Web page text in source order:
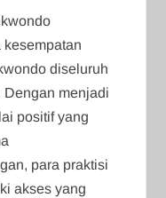
diseluruh
Dengan menjadi
positif yang
para praktisi
akses yang